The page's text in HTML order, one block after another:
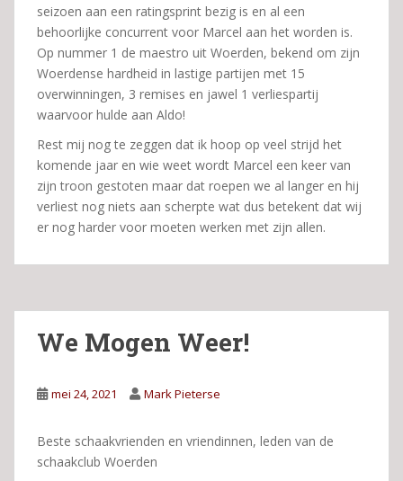
seizoen aan een ratingsprint bezig is en al een
behoorlijke concurrent voor Marcel aan het worden is.
Op nummer 1 de maestro uit Woerden, bekend om zijn
Woerdense hardheid in lastige partijen met 15
overwinningen, 3 remises en jawel 1 verliespartij
waarvoor hulde aan Aldo!
Rest mij nog te zeggen dat ik hoop op veel strijd het
komende jaar en wie weet wordt Marcel een keer van
zijn troon gestoten maar dat roepen we al langer en hij
verliest nog niets aan scherpte wat dus betekent dat wij
er nog harder voor moeten werken met zijn allen.
We Mogen Weer!
mei 24, 2021 Mark Pieterse
Beste schaakvrienden en vriendinnen, leden van de
schaakclub Woerden